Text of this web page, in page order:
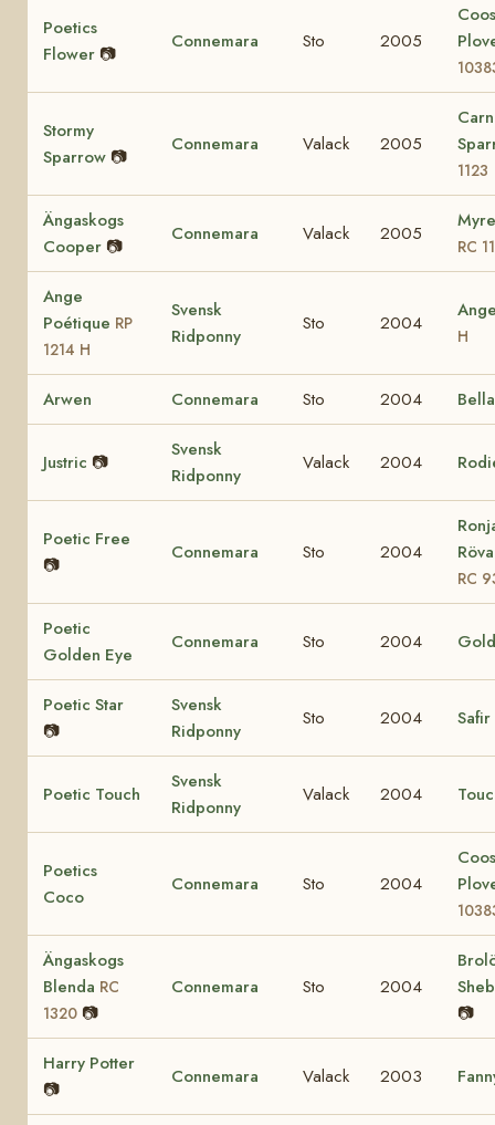
Poetics
Flower 📷
Connemara Sto 2005
Stormy
Sparrow 📷
Connemara Valack 2005
1123
Ängaskogs
Cooper 📷
Connemara Valack 2005
RC
Ange
Poétique RP
1214 H
Svensk
Ridponny
Sto 2004
H
Arwen Connemara Sto 2004
Justric 📷
Svensk
Ridponny
Valack 2004
Poetic Free
📷
Connemara Sto 2004
RC
Poetic
Golden Eye
Connemara Sto 2004
Poetic Star
📷
Svensk
Ridponny
Sto 2004 Safir
Poetic Touch
Svensk
Ridponny
Valack 2004
Poetics
Coco
Connemara Sto 2004
Ängaskogs
Blenda RC
1320 📷
Connemara Sto 2004
📷
Harry Potter
📷
Connemara Valack 2003